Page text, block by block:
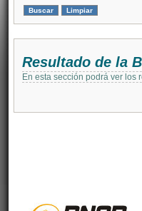
Resultado de la
En esta sección podrá ver